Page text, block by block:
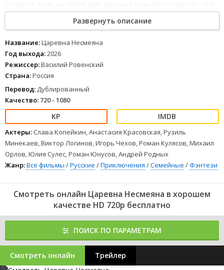
мечтает о настоящей любви. Ерёма завоевывает доверие
Царства и сердце Царевны, но, добившись цели, признается
в обмане и возвращается в реальный мир. В награду он получает
все, о чем только мечтал, но ощущает, что потерял главное.
Тем временем Несмеяну похищает Водяной, а сказочный
мир погружается в уныние. Ерема решает вернуться
в Тридевятое царство и спасти Несмеяну, не зная, удастся ли ему
снова пройти путь героя, только уже не ради награды, а ради
любви.
12 34 5 6 78
Развернуть описание
Название:Царевна Несмеяна
Год выхода:2026
Режиссер:Василий Ровенский
Страна:Россия
Перевод: Дублированный
Качество: 720 - 1080
Актеры: Слава Копейкин, Анастасия Красовская, Рузиль
Минекаев, Виктор Логинов, Игорь Чехов, Роман Кулясов, Михаил
Орлов, Юлия Сулес, Роман Юнусов, Андрей Родных
Жанр:Все фильмы /Русские /Приключения /Семейные /Фэнтези
Смотреть онлайн Царевна Несмеяна в хорошем
качестве HD 720p бесплатно
ПОИСК ПО ПАРАМЕТРАМ
Смотреть онлайн Трейлер